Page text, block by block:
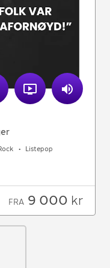
Listepop
FRA 9 000 kr